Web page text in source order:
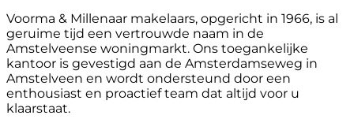
Voorma & Millenaar makelaars, opgericht in 1966, is al
geruime tijd een vertrouwde naam in de
Amstelveense woningmarkt. Ons toegankelijke
kantoor is gevestigd aan de Amsterdamseweg in
Amstelveen en wordt ondersteund door een
enthousiast en proactief team dat altijd voor u
klaarstaat.